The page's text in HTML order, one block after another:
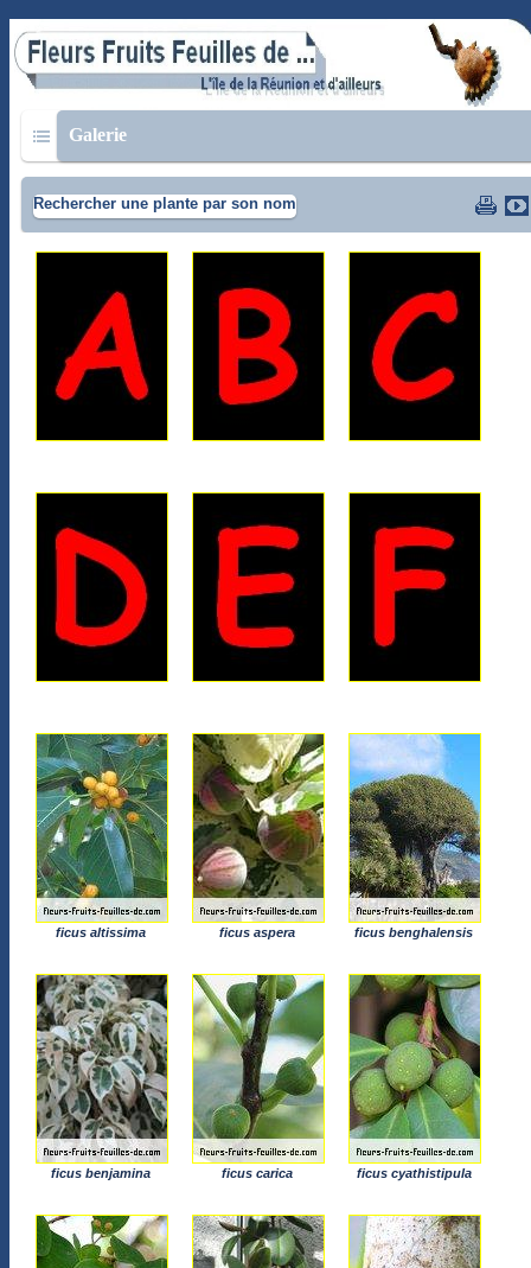
Galerie
Rechercher une plante par son nom
ficus altissima ficus aspera ficus benghalensis
ficus benjamina ficus carica ficus cyathistipula